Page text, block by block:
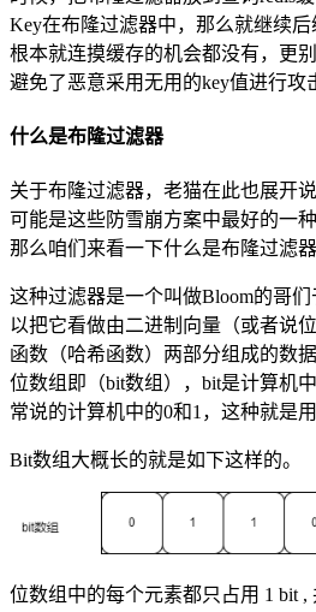
Key在布隆过滤器中，那么就继续
根本就连摸缓存的机会都没有，更
避免了恶意采用无用的key值进行攻
什么是布隆过滤器
关于布隆过滤器，老猫在此也展开
可能是这些防雪崩方案中最好的一种
那么咱们来看一下什么是布隆过滤器
这种过滤器是一个叫做Bloom的哥们
以把它看做由二进制向量（或者说
函数（哈希函数）两部分组成的数据
位数组即（bit数组），bit是计算机
常说的计算机中的0和1，这种就是
Bit数组大概长的就是如下这样的。
位数组中的每个元素都只占用 1 bit